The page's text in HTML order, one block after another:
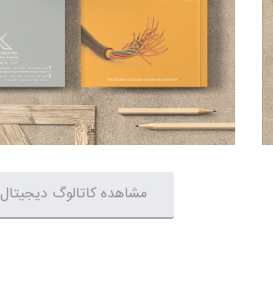
مشاهده کاتالوگ دیجیتال